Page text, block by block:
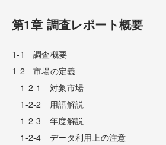
第1章 調査レポート概要
1-1 調査概要
1-2 市場の定義
1-2-1 対象市場
1-2-2 用語解説
1-2-3 年度解説
1-2-4 データ利用上の注意